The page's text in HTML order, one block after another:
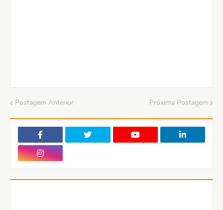
Postagem Anterior Próxima Postagem